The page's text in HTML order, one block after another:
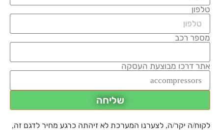
טלפון
מספר רכב
אתר דרכו מבוצעת העסקה
שליחה
לקוח/ה יקר/ה, לצערנו המערכת לא זיהתה כרגע מחיר לדגם זה,